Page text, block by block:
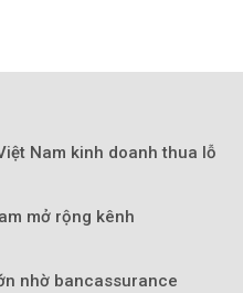
Nam kinh doanh thua lỗ
mở rộng kênh
nhờ bancassurance